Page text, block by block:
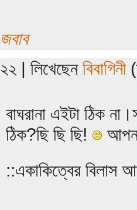
জবাব
২২ | লিখেছেন বিবাগিনী
‌‌বাঘরানা এইটা ঠিক
ঠিক?ছি ছি ছি!
::একাকিত্বের বিলাস